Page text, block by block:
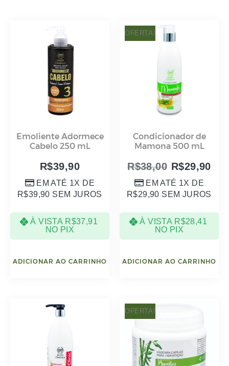
Emoliente Adormece
Cabelo 250 mL
R$39,90
EM ATÉ 1X DE
R$39,90 SEM JUROS
À VISTA R$37,91
NO PIX
ADICIONAR AO CARRINHO
OFERTA!
Condicionador de
Mamona 500 mL
R$38,00 R$29,90
EM ATÉ 1X DE
R$29,90 SEM JUROS
À VISTA R$28,41
NO PIX
ADICIONAR AO CARRINHO
OFERTA!